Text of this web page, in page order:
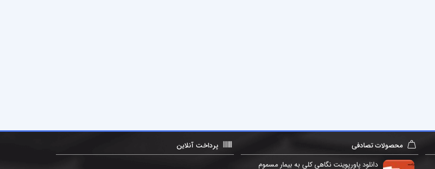
محصولات تصادفی
دانلود پاورپوینت نگاهی کلی به بیمار مسموم
پرداخت آنلاین